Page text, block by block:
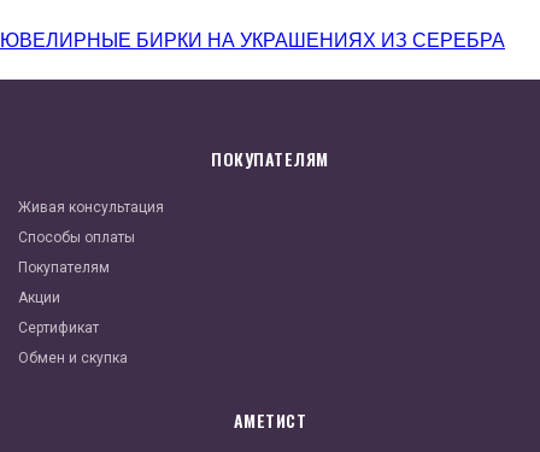
ЮВЕЛИРНЫЕ БИРКИ НА УКРАШЕНИЯХ ИЗ СЕРЕБРА
ПОКУПАТЕЛЯМ
Живая консультация
Способы оплаты
Покупателям
Акции
Сертификат
Обмен и скупка
АМЕТИСТ